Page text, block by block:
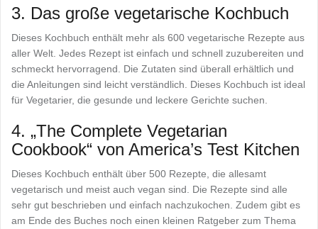
3. Das große vegetarische Kochbuch
Dieses Kochbuch enthält mehr als 600 vegetarische Rezepte aus
aller Welt. Jedes Rezept ist einfach und schnell zuzubereiten und
schmeckt hervorragend. Die Zutaten sind überall erhältlich und
die Anleitungen sind leicht verständlich. Dieses Kochbuch ist ideal
für Vegetarier, die gesunde und leckere Gerichte suchen.
4. „The Complete Vegetarian
Cookbook“ von America’s Test Kitchen
Dieses Kochbuch enthält über 500 Rezepte, die allesamt
vegetarisch und meist auch vegan sind. Die Rezepte sind alle
sehr gut beschrieben und einfach nachzukochen. Zudem gibt es
am Ende des Buches noch einen kleinen Ratgeber zum Thema